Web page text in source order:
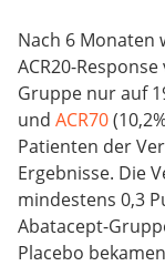
Nach 6 Monaten
ACR20-
Gruppe nur auf
und ACR70
Patienten der
Ergebnisse. Die
mindestens 0,3
Abatacept-
Placebo